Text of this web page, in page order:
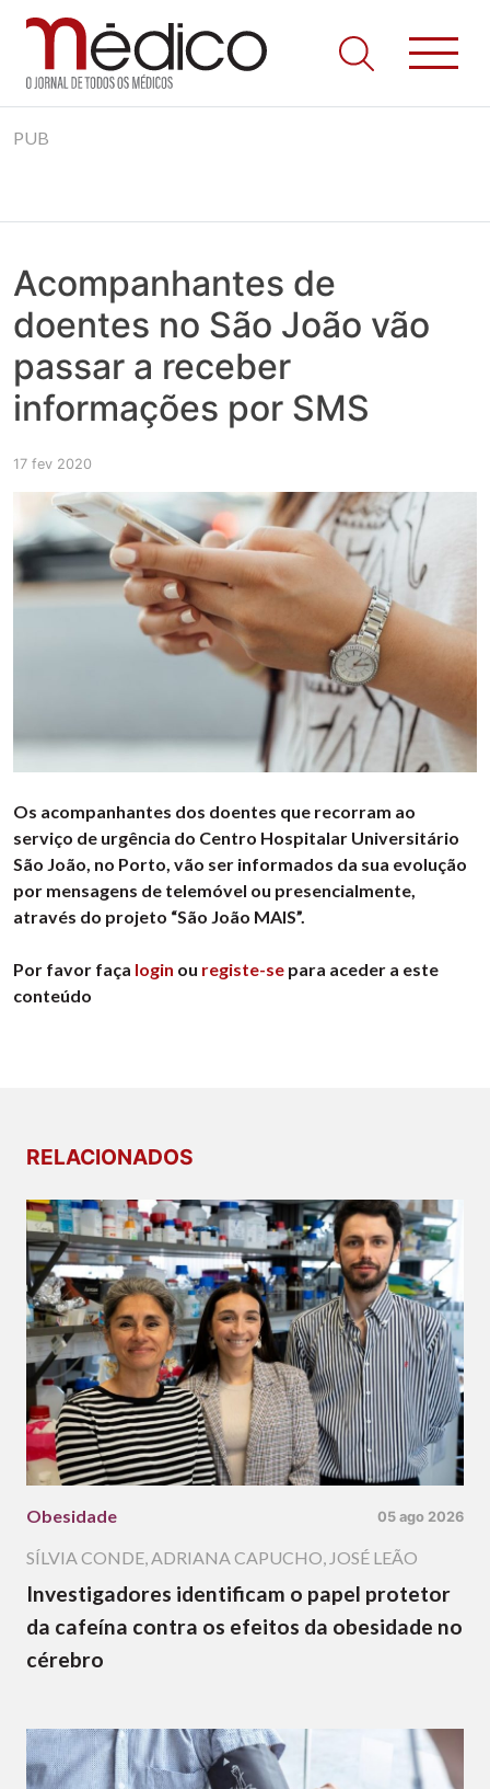
to
Jornal Médico
Médico – O Jornal de Todos os Médicos. Onde as notícias
realmente contam! Tudo o que se passa na Saúde!
PUB
Acompanhantes de
doentes no São João vão
passar a receber
informações por SMS
17 fev 2020
Os acompanhantes dos doentes que recorram ao
serviço de urgência do Centro Hospitalar Universitário
São João, no Porto, vão ser informados da sua evolução
por mensagens de telemóvel ou presencialmente,
através do projeto “São João MAIS”.
Por favor faça login ou registe-se para aceder a este
conteúdo
RELACIONADOS
Obesidade 05 ago 2026
SÍLVIA CONDE,ADRIANA CAPUCHO, JOSÉ LEÃO
Investigadores identificam o papel protetor
da cafeína contra os efeitos da obesidade no
cérebro